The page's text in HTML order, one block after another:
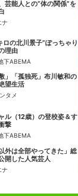
芸能人との“体の関係”を
ナ
ロの北川景子”ぽっちゃり
理由
下ABEMA
」「孤独死」布川敏和の
望生活
タメ
ル（12歳）の登校姿＆す
撃
下ABEMA
外は全部やってきた」総
開した人気芸人
ナ